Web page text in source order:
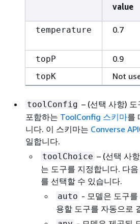
value
temperature 0.7
topP 0.9
topK Not
toolConfig – (선택 사항)
포함하는 ToolConfig 스키마를
니다. 이 스키마는 Converse API
일합니다.
toolChoice – (선택 사
는 도구를 지정합니다. 다
를 선택할 수 있습니다.
auto - 모델은 도구
용할 도구를 자동으로